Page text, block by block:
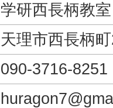
学研西長柄教室
天理市西長柄
090-3716-8251